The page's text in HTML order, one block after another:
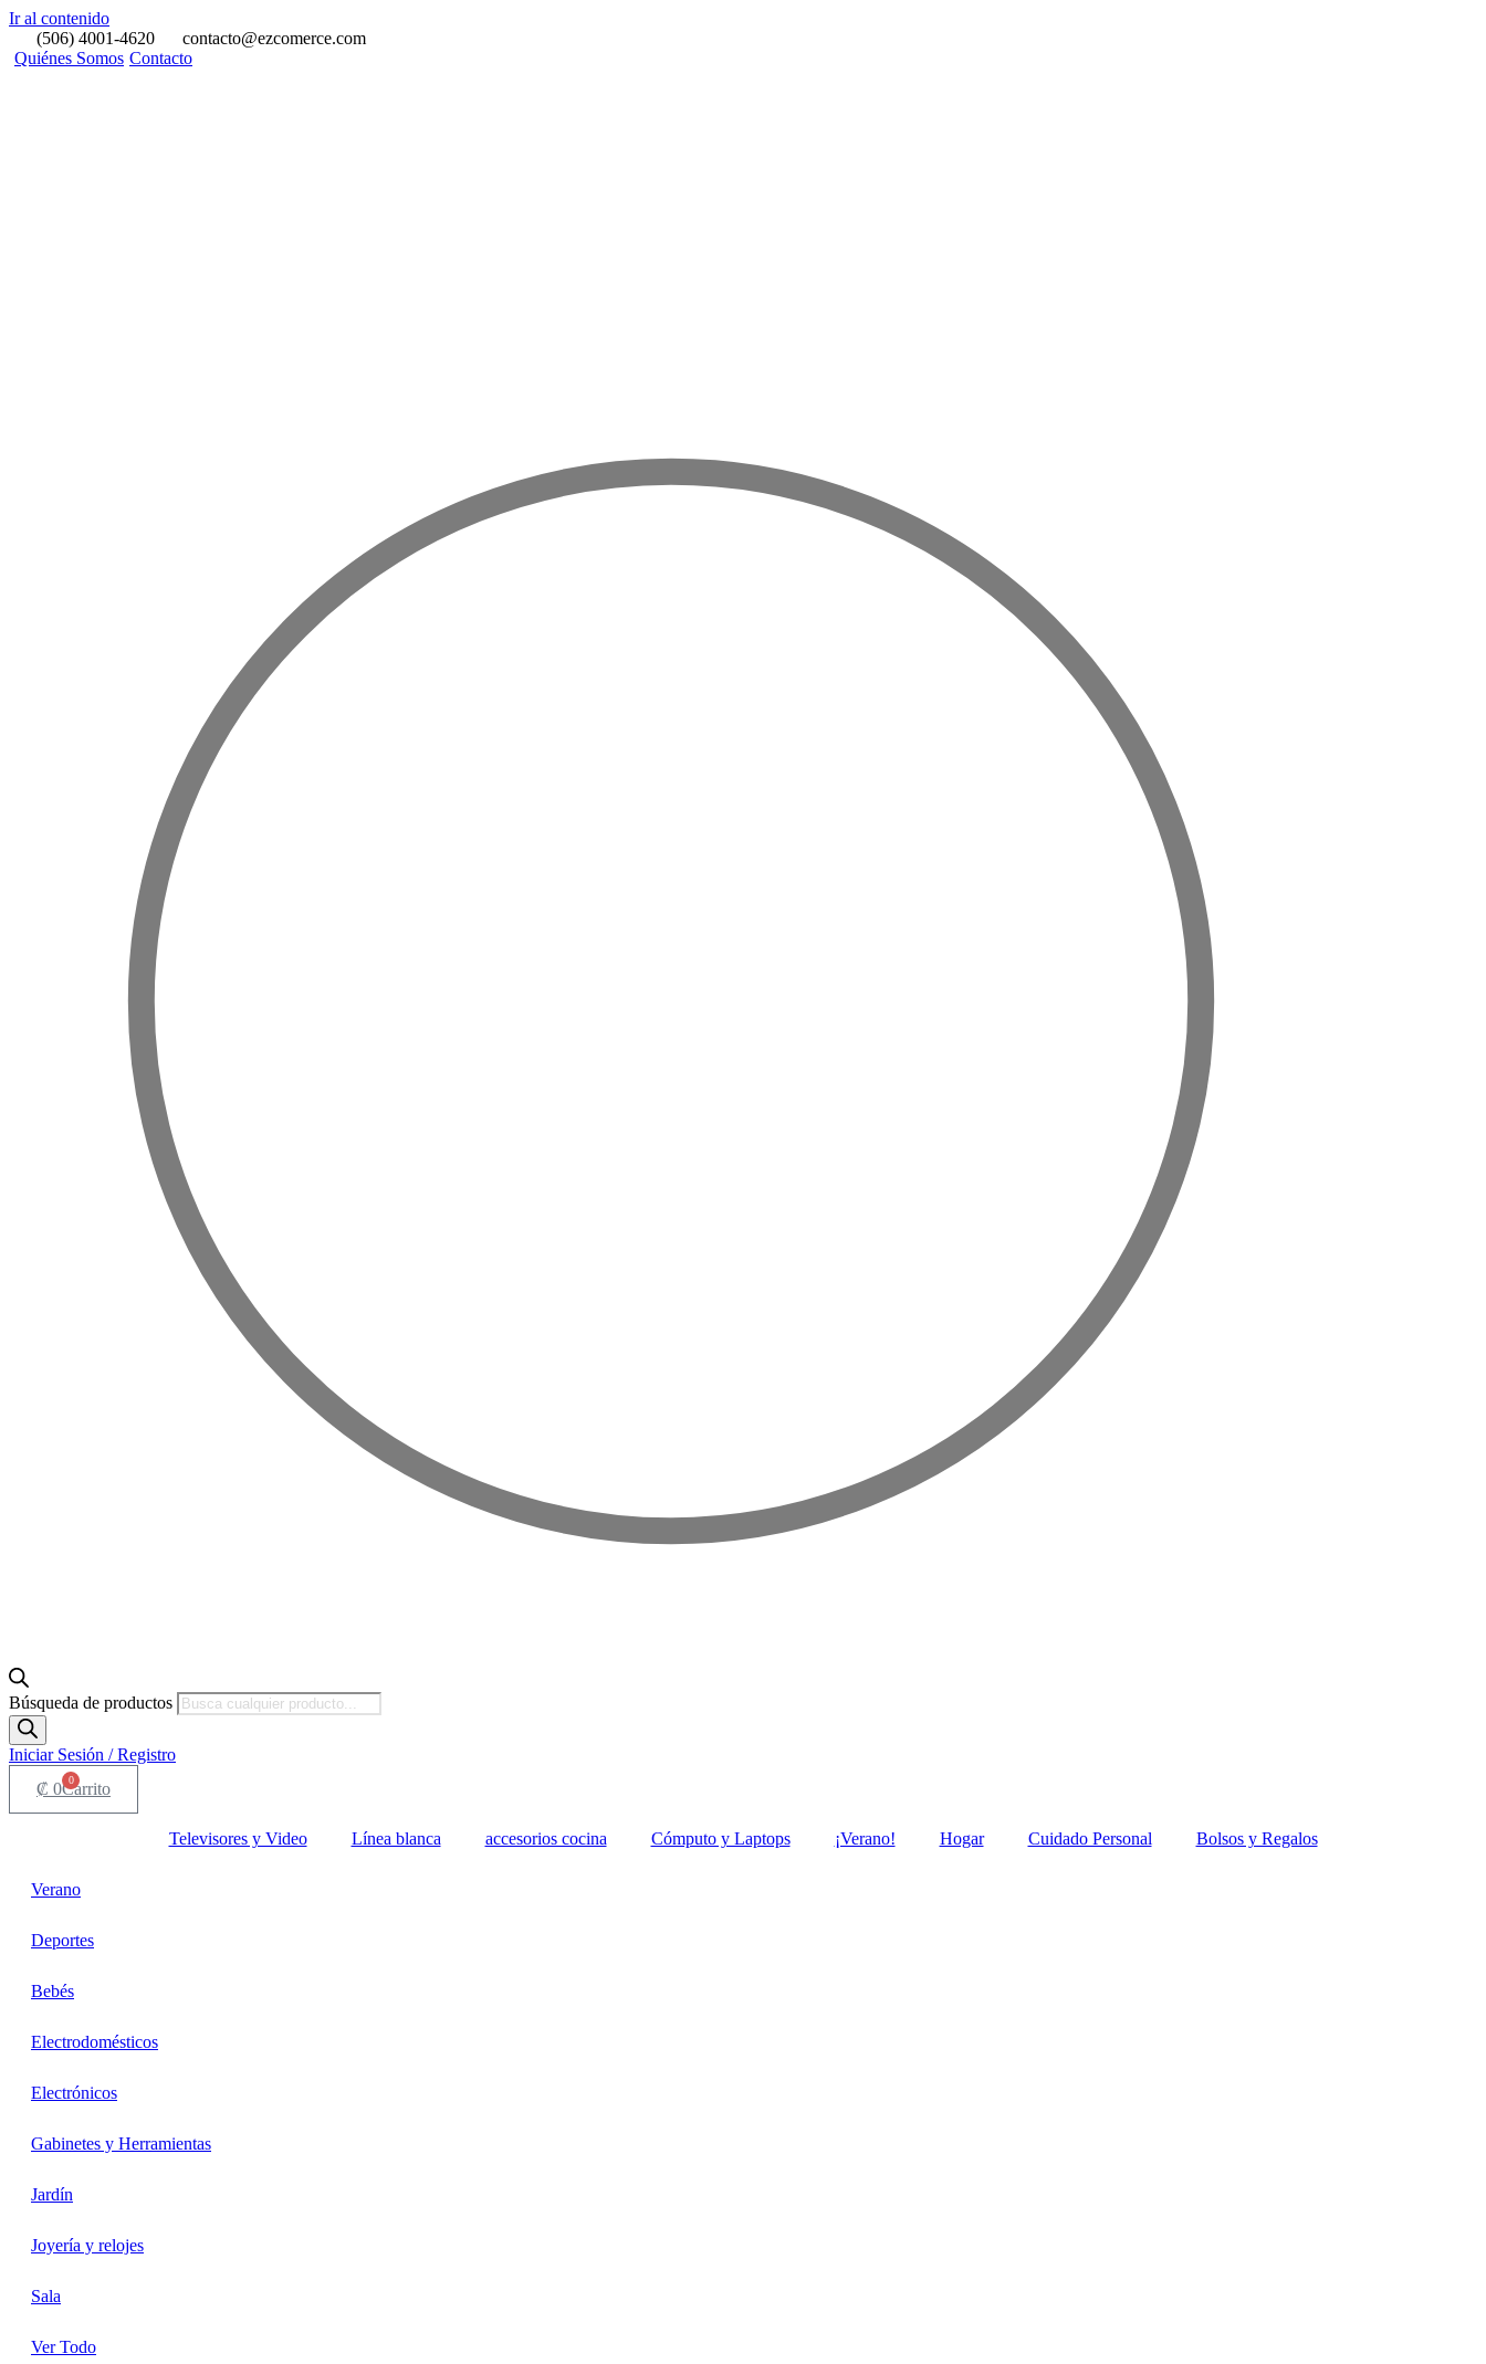
Ir al contenido
(506) 4001-4620
contacto@ezcomerce.com
Quiénes Somos Contacto
Búsqueda de productos
Iniciar Sesión / Registro
₡ 0 0
Carrito
Televisores y Video Línea blanca accesorios cocina Cómputo y Laptops ¡Verano! Hogar Cuidado Personal Bolsos y Regalos
Verano
Deportes
Bebés
Electrodomésticos
Electrónicos
Gabinetes y Herramientas
Jardín
Joyería y relojes
Sala
Ver Todo